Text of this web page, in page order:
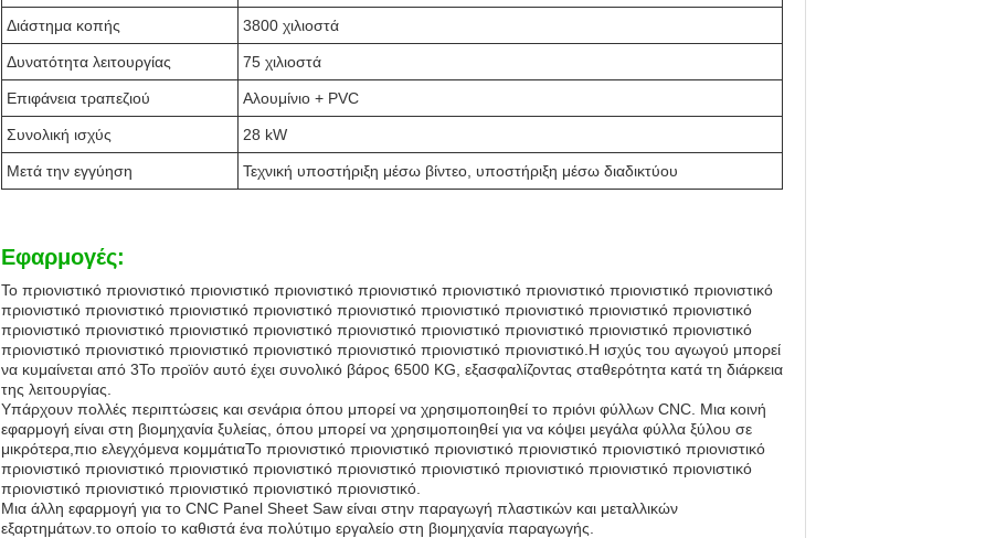
Διάστημα κοπής 3800 χιλιοστά
Δυνατότητα λειτουργίας 75 χιλιοστά
Επιφάνεια τραπεζιού Αλουμίνιο + PVC
Συνολική ισχύς 28 kW
Μετά την εγγύηση Τεχνική υποστήριξη μέσω βίντεο, υποστήριξη μέσω διαδικτύου
Εφαρμογές:
Το πριονιστικό πριονιστικό πριονιστικό πριονιστικό πριονιστικό πριονιστικό πριονιστικό πριονιστικό πριονιστικό
πριονιστικό πριονιστικό πριονιστικό πριονιστικό πριονιστικό πριονιστικό πριονιστικό πριονιστικό πριονιστικό
πριονιστικό πριονιστικό πριονιστικό πριονιστικό πριονιστικό πριονιστικό πριονιστικό πριονιστικό πριονιστικό
πριονιστικό πριονιστικό πριονιστικό πριονιστικό πριονιστικό πριονιστικό πριονιστικό.Η ισχύς του αγωγού μπορεί
να κυμαίνεται από 3Το προϊόν αυτό έχει συνολικό βάρος 6500 KG, εξασφαλίζοντας σταθερότητα κατά τη διάρκεια
της λειτουργίας.
Υπάρχουν πολλές περιπτώσεις και σενάρια όπου μπορεί να χρησιμοποιηθεί το πριόνι φύλλων CNC. Μια κοινή
εφαρμογή είναι στη βιομηχανία ξυλείας, όπου μπορεί να χρησιμοποιηθεί για να κόψει μεγάλα φύλλα ξύλου σε
μικρότερα,πιο ελεγχόμενα κομμάτιαΤο πριονιστικό πριονιστικό πριονιστικό πριονιστικό πριονιστικό πριονιστικό
πριονιστικό πριονιστικό πριονιστικό πριονιστικό πριονιστικό πριονιστικό πριονιστικό πριονιστικό πριονιστικό
πριονιστικό πριονιστικό πριονιστικό πριονιστικό πριονιστικό.
Μια άλλη εφαρμογή για το CNC Panel Sheet Saw είναι στην παραγωγή πλαστικών και μεταλλικών
εξαρτημάτων.το οποίο το καθιστά ένα πολύτιμο εργαλείο στη βιομηχανία παραγωγής.